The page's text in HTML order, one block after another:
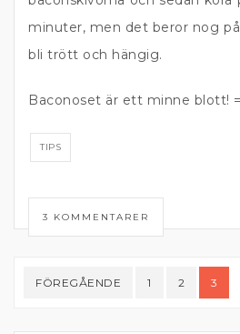
minuter, men det beror nog
bli trött och hängig.
Baconoset är ett minne blott!
TIPS
3 KOMMENTARER
förFÖREGÅENDE 1 2 3